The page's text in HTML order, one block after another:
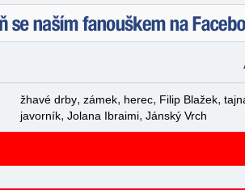
žhavé drby, zámek, herec, Filip Blažek,
javorník, Jolana Ibraimi, Jánský Vrch